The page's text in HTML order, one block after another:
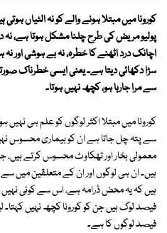
کورونا میں مبتلا ہونے والے کو نہ الٹیاں
پولیو مریض کی طرح چلنا مشکل ہوتا ہے،
اچانک درد اٹھنے کا خطرہ، نہ بے ہوشی اور
سڑا دکھائی دیتا ہے۔ یعنی ایسی
سے مرا جارہا ہو، کچھ نہیں ہوتا۔
کورونا میں مبتلا اکثر لوگوں کو علم ہی نہیں
سے پتہ چل جاتا ہے ان کو بیماری محسوس
معمولی بخار اور تھکاوٹ محسوس کرتے
ہیں۔ ان ہی لوگوں اور ان کے متعلقین میں سے
ہیں کہ یہ محض ڈرامہ ہے، اس سے کوئی نہیں
فیصد لوگ ہیں جن کو کورونا کچھ نہیں
فیصد لوگوں کا ہے۔